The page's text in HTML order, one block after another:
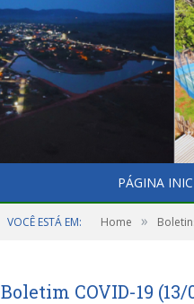
PÁGINA
VOCÊ ESTÁ EM: Home »
Boletim COVID-19 (13/